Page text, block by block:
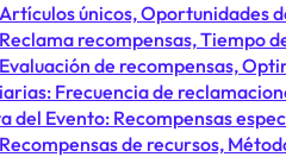
únicos, Oportunidades
recompensas, Tiempo
de recompensas,
Frecuencia de
del Evento: Recompensas
de recursos,